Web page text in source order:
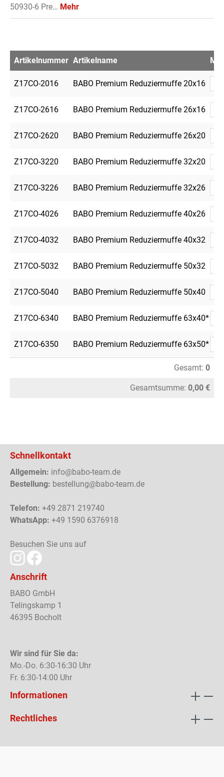
50930-6 Pre… Mehr
Artikelnummer Artikelname
Z17CO-2016 BABO Premium Reduziermuffe 20x16
Z17CO-2616 BABO Premium Reduziermuffe 26x16
Z17CO-2620 BABO Premium Reduziermuffe 26x20
Z17CO-3220 BABO Premium Reduziermuffe 32x20
Z17CO-3226 BABO Premium Reduziermuffe 32x26
Z17CO-4026 BABO Premium Reduziermuffe 40x26
Z17CO-4032 BABO Premium Reduziermuffe 40x32
Z17CO-5032 BABO Premium Reduziermuffe 50x32
Z17CO-5040 BABO Premium Reduziermuffe 50x40
Z17CO-6340 BABO Premium Reduziermuffe 63x40*
Z17CO-6350 BABO Premium Reduziermuffe 63x50*
Gesamt: 0
Gesamtsumme: 0,00 €
Schnellkontakt
Allgemein: info@babo-team.de
Bestellung: bestellung@babo-team.de
Telefon: +49 2871 219740
WhatsApp: +49 1590 6376918
Besuchen Sie uns auf
Anschrift
BABO GmbH
Telingskamp 1
46395 Bocholt
Wir sind für Sie da:
Mo.-Do. 6:30-16:30 Uhr
Fr. 6:30-14:00 Uhr
Informationen
Rechtliches